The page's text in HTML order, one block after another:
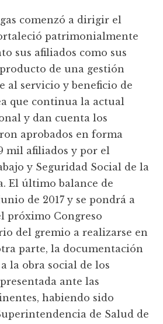
comenzó a dirigir el
patrimonialmente
sus afiliados como sus
de una gestión
al servicio y beneficio de
que continua la actual
y dan cuenta los
aprobados en forma
mil afiliados y por el
y Seguridad Social de la
El último balance de
de 2017 y se pondrá a
próximo Congreso
del gremio a realizarse en
parte, la documentación
la obra social de los
ante las
habiendo sido
de Salud de